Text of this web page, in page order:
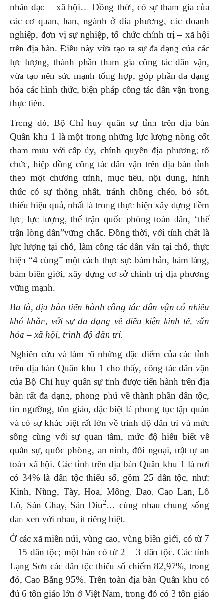
nhân đạo – xã hội… Đồng thời, có sự tham gia của
các cơ quan, ban, ngành ở địa phương, các doanh
nghiệp, đơn vị sự nghiệp, tổ chức chính trị – xã hội
trên địa bàn. Điều này vừa tạo ra sự đa dạng của các
lực lượng, thành phần tham gia công tác dân vận,
vừa tạo nên sức mạnh tổng hợp, góp phần đa dạng
hóa các hình thức, biện pháp công tác dân vận trong
thực tiễn.
Trong đó, Bộ Chỉ huy quân sự tỉnh trên địa bàn
Quân khu 1 là một trong những lực lượng nòng cốt
tham mưu với cấp ủy, chính quyền địa phương; tổ
chức, hiệp đồng công tác dân vận trên địa bàn tỉnh
theo một chương trình, mục tiêu, nội dung, hình
thức có sự thống nhất, tránh chồng chéo, bỏ sót,
thiếu hiệu quả, nhất là trong thực hiện xây dựng tiềm
lực, lực lượng, thế trận quốc phòng toàn dân, “thế
trận lòng dân”vững chắc. Đồng thời, với tính chất là
lực lượng tại chỗ, làm công tác dân vận tại chỗ, thực
hiện “4 cùng” một cách thực sự: bám bản, bám làng,
bám biên giới, xây dựng cơ sở chính trị địa phương
vững mạnh.
Ba là,địa bàn tiến hành công tác dân vận có nhiều
khó khăn, với sự đa dạng về điều kiện kinh tế, văn
hóa – xã hội, trình độ dân trí.
Nghiên cứu và làm rõ những đặc điểm của các tỉnh
trên địa bàn Quân khu 1 cho thấy, công tác dân vận
của Bộ Chỉ huy quân sự tỉnh được tiến hành trên địa
bàn rất đa dạng, phong phú về thành phần dân tộc,
tín ngưỡng, tôn giáo, đặc biệt là phong tục tập quán
và có sự khác biệt rất lớn về trình độ dân trí và mức
sống cùng với sự quan tâm, mức độ hiểu biết về
quân sự, quốc phòng, an ninh, đối ngoại, trật tự an
toàn xã hội. Các tỉnh trên địa bàn Quân khu 1 là nơi
có 34% là dân tộc thiểu số, gồm 25 dân tộc, như:
Kinh, Nùng, Tày, Hoa, Mông, Dao, Cao Lan, Lô
Lô, Sán Chay, Sán Dìu2… cùng nhau chung sống
đan xen với nhau, ít riêng biệt.
Ở các xã miền núi, vùng cao, vùng biên giới, có từ 7
– 15 dân tộc; một bản có từ 2 – 3 dân tộc. Các tỉnh
Lạng Sơn các dân tộc thiểu số chiếm 82,97%, trong
đó, Cao Bằng 95%. Trên toàn địa bàn Quân khu có
đủ 6 tôn giáo lớn ở Việt Nam, trong đó có 3 tôn giáo